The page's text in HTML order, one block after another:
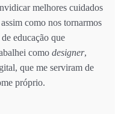
melhores cuidados
como nos tornarmos
educação que
como designer,
que me serviram de
próprio.